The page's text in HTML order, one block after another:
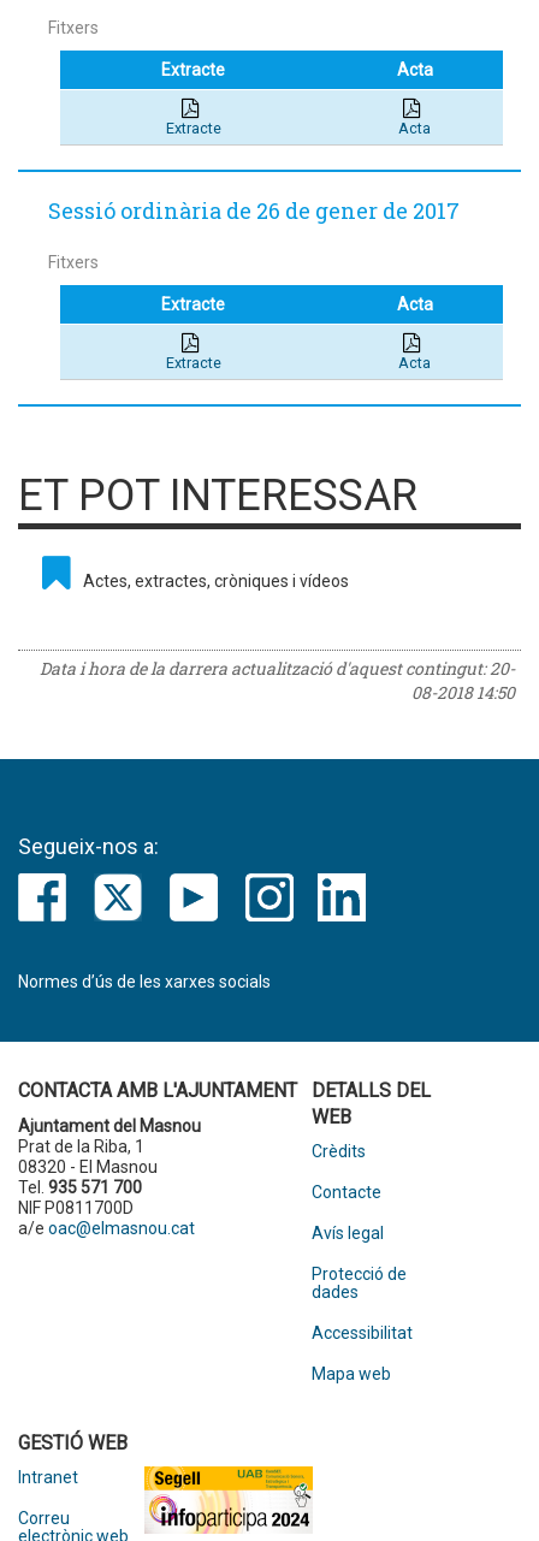
Fitxers
Extracte Acta
Extracte Acta
Sessió ordinària de 26 de gener de 2017
Fitxers
Extracte Acta
Extracte Acta
ET POT INTERESSAR
Actes, extractes, cròniques i vídeos
Data i hora de la darrera actualització d'aquest contingut:20-
08-2018 14:50
Segueix-nos a:
Normes d’ús de les xarxes socials
CONTACTA AMB L'AJUNTAMENT
Ajuntament del Masnou
Prat de la Riba, 1
08320 - El Masnou
Tel. 935 571 700
NIF P0811700D
a/e oac@elmasnou.cat
DETALLS DEL
WEB
Crèdits
Contacte
Avís legal
Protecció de
dades
Accessibilitat
Mapa web
GESTIÓ WEB
Intranet
Correu
electrònic web